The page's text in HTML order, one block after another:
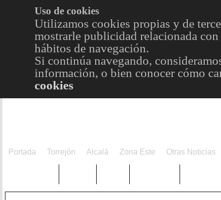
Uso de cookies
Utilizamos cookies propias y de
mostrarle publicidad relacionada
hábitos de navegación.
Si continúa navegando,
información, o bien conocer cómo
cookies
Portada Torrejón Alcalá Zona Este Otras Noticias